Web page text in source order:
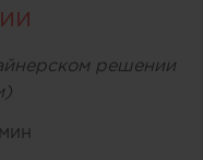
решении